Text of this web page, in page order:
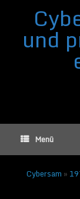
und
Menü
Cybersam »